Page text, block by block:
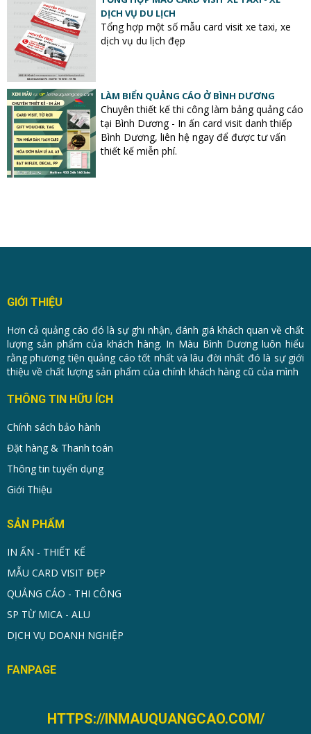
DỊCH VỤ DU LỊCH
Tổng hợp một số mẫu card visit xe taxi, xe
dịch vụ du lịch đẹp
LÀM BIỂN QUẢNG CÁO Ở BÌNH DƯƠNG
Chuyên thiết kế thi công làm bảng quảng cáo
tại Bình Dương - In ấn card visit danh thiếp
Bình Dương, liên hệ ngay để được tư vấn
thiết kế miễn phí.
GIỚI THIỆU
Hơn cả quảng cáo đó là sự ghi nhận, đánh giá khách quan về chất
lượng sản phẩm của khách hàng. In Màu Bình Dương luôn hiểu
rằng phương tiện quảng cáo tốt nhất và lâu đời nhất đó là sự giới
thiệu về chất lượng sản phẩm của chính khách hàng cũ của mình
THÔNG TIN HỮU ÍCH
Chính sách bảo hành
Đặt hàng & Thanh toán
Thông tin tuyển dụng
Giới Thiệu
SẢN PHẨM
IN ẤN - THIẾT KẾ
MẪU CARD VISIT ĐẸP
QUẢNG CÁO - THI CÔNG
SP TỪ MICA - ALU
DỊCH VỤ DOANH NGHIỆP
FANPAGE
HTTPS://INMAUQUANGCAO.COM/